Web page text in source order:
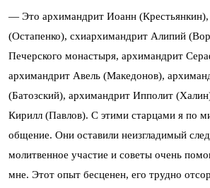
— Это архимандрит Иоанн (Крестьянкин),
(Остапенко), схиархимандрит Алипий
Печерского монастыря, архимандрит
архимандрит Авель (Македонов),
(Батозский), архимандрит Ипполит
Кирилл (Павлов). С этими старцами я по
общение. Они оставили неизгладимый
молитвенное участие и советы очень
мне. Этот опыт бесценен, его трудно